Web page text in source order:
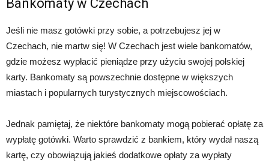
Bankomaty w Czechach
Jeśli nie masz gotówki przy sobie, a potrzebujesz jej w
Czechach, nie martw się! W Czechach jest wiele bankomatów,
gdzie możesz wypłacić pieniądze przy użyciu swojej polskiej
karty. Bankomaty są powszechnie dostępne w większych
miastach i popularnych turystycznych miejscowościach.
Jednak pamiętaj, że niektóre bankomaty mogą pobierać opłatę za
wypłatę gotówki. Warto sprawdzić z bankiem, który wydał naszą
kartę, czy obowiązują jakieś dodatkowe opłaty za wypłaty